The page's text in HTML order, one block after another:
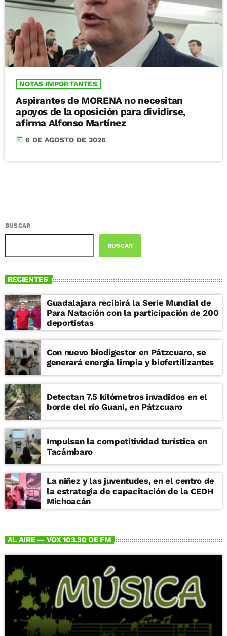
NOTAS IMPORTANTES
Aspirantes de MORENA no necesitan
apoyos de la oposición para dividirse,
afirma Alfonso Martínez
today 6 DE AGOSTO DE 2026
BUSCAR
BUSCAR
RECIENTES
Guadalajara recibirá la Serie Mundial de
Para Natación con la participación de 200
deportistas
Con nuevo biodigestor en Pátzcuaro, se
generará energía limpia y biofertilizantes
Detectan 7.5 kilómetros invadidos en el
borde del río Guani, en Pátzcuaro
Impulsan la competitividad turística en
Tacámbaro
La niñez y las juventudes, en el centro de
la estrategia de capacitación de la CEDH
Michoacán
AL AIRE — VOX 103.30 DE FM